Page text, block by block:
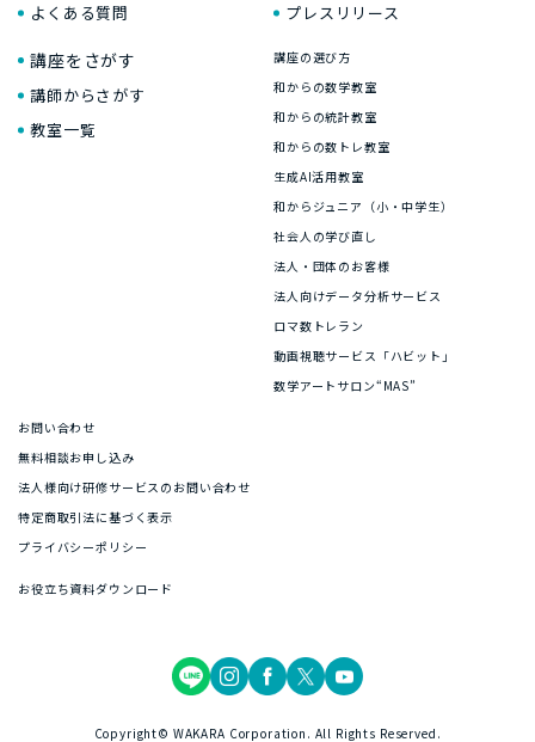
よくある質問
プレスリリース
講座をさがす
講師からさがす
教室一覧
講座の選び方
和からの数学教室
和からの統計教室
和からの数トレ教室
生成AI活用教室
和からジュニア（小・中学生）
社会人の学び直し
法人・団体のお客様
法人向けデータ分析サービス
ロマ数トレラン
動画視聴サービス「ハビット」
数学アートサロン“MAS”
お問い合わせ
無料相談お申し込み
法人様向け研修サービスのお問い合わせ
特定商取引法に基づく表示
プライバシーポリシー
お役立ち資料ダウンロード
Copyright© WAKARA Corporation. All Rights Reserved.